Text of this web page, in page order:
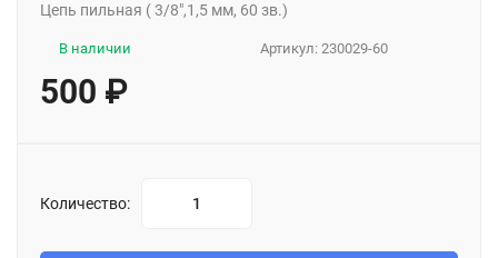
Цепь пильная ( 3/8",1,5 мм, 60 зв.)
Артикул: 230029-60
В наличии
500 ₽
Количество: